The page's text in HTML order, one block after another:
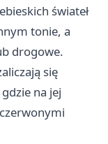
świateł
tonie, a
drogowe.
się
na jej